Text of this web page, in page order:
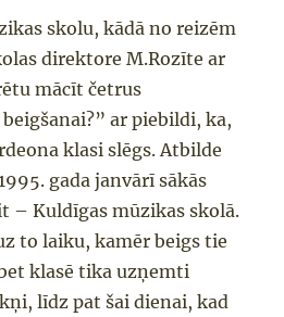
skolu, kādā no reizēm
direktore M.Rozīte ar
mācīt četrus
ar piebildi, ka,
klasi slēgs. Atbilde
gada janvārīsākās
– Kuldīgas mūzikas skolā.
to laiku, kamēr beigs tie
klasē tikauzņemti
kņi, līdz pat šai dienai, kad